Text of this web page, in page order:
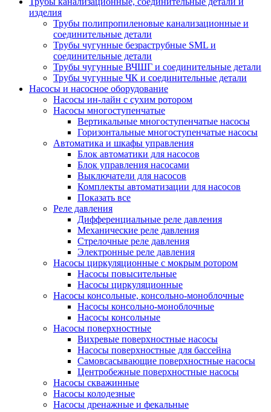
изделия
Трубы полипропиленовые канализационные и
соединительные детали
Трубы чугунные безраструбные SML и
соединительные детали
Трубы чугунные ВЧШГ и соединительные детали
Трубы чугунные ЧК и соединительные детали
Насосы и насосное оборудование
Насосы ин-лайн с сухим ротором
Насосы многоступенчатые
Вертикальные многоступенчатые насосы
Горизонтальные многоступенчатые насосы
Автоматика и шкафы управления
Блок автоматики для насосов
Блок управления насосами
Выключатели для насосов
Комплекты автоматизации для насосов
Показать все
Реле давления
Дифференциальные реле давления
Механические реле давления
Стрелочные реле давления
Электронные реле давления
Насосы циркуляционные с мокрым ротором
Насосы повысительные
Насосы циркуляционные
Насосы консольные, консольно-моноблочные
Насосы консольно-моноблочные
Насосы консольные
Насосы поверхностные
Вихревые поверхностные насосы
Насосы поверхностные для бассейна
Самовсасывающие поверхностные насосы
Центробежные поверхностные насосы
Насосы скважинные
Насосы колодезные
Насосы дренажные и фекальные